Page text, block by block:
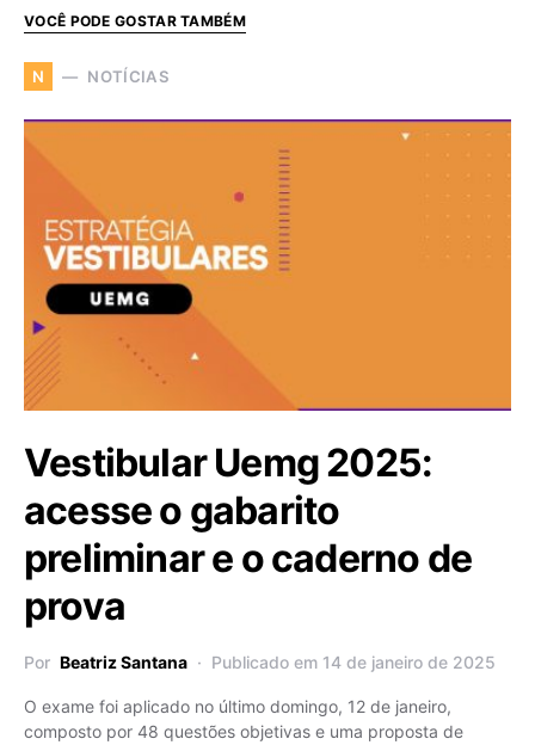
VOCÊ PODE GOSTAR TAMBÉM
N NOTÍCIAS
Vestibular Uemg 2025:
acesse o gabarito
preliminar e o caderno de
prova
Por Beatriz Santana Publicado em 14 de janeiro de 2025
O exame foi aplicado no último domingo, 12 de janeiro,
composto por 48 questões objetivas e uma proposta de